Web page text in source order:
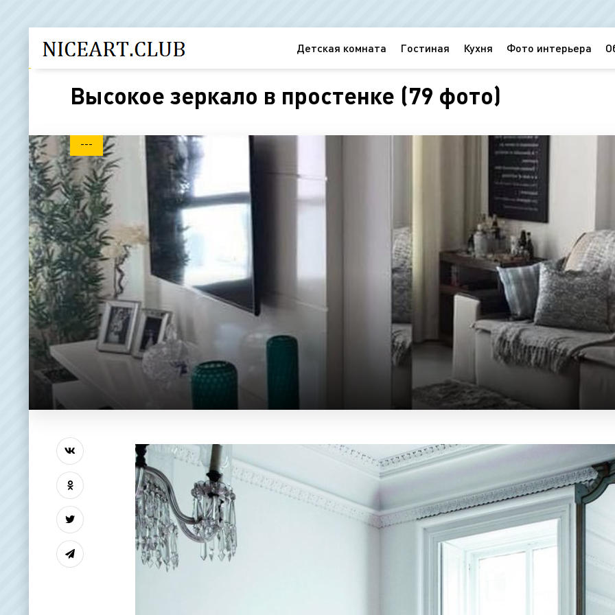
Детская комната Гостиная Кухня Фото интерьера
Высокое зеркало в простенке (79 фото)
---